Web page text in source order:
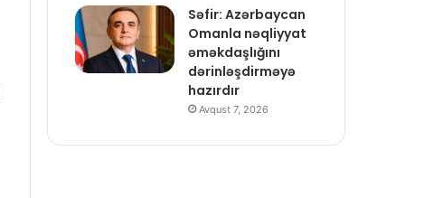
Səfir: Azərbaycan
Omanla nəqliyyat
əməkdaşlığını
dərinləşdirməyə
hazırdır
Avqust 7, 2026